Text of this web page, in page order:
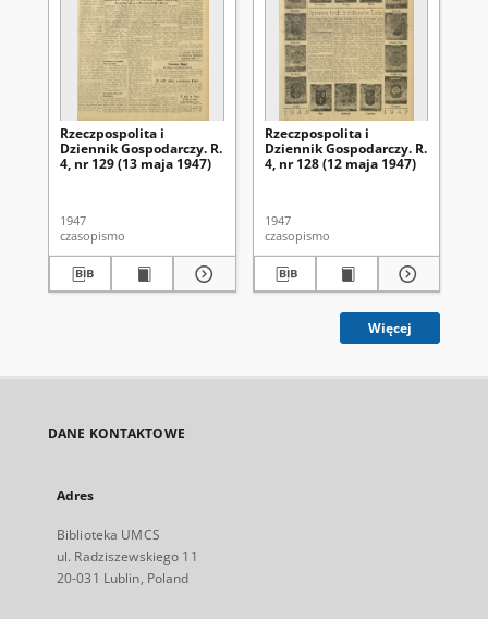
Rzeczpospolita i
Dziennik Gospodarczy. R.
4, nr 129 (13 maja 1947)
1947
czasopismo
Rzeczpospolita i
Dziennik Gospodarczy. R.
4, nr 128 (12 maja 1947)
1947
czasopismo
Więcej
DANE KONTAKTOWE
Adres
Biblioteka UMCS
ul. Radziszewskiego 11
20-031 Lublin, Poland